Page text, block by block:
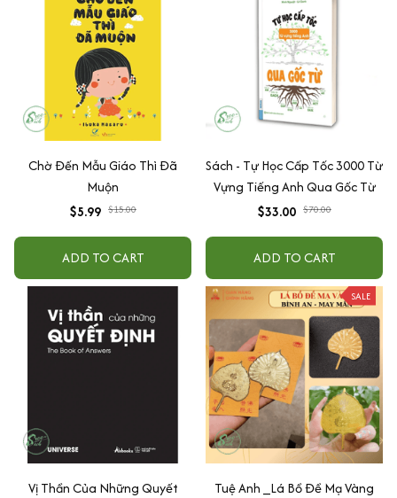
Chờ Đến Mẫu Giáo Thì Đã
Muộn
$5.99 $15.00
ADD TO CART
Sách - Tự Học Cấp Tốc 3000 Từ
Vựng Tiếng Anh Qua Gốc Từ
$33.00 $70.00
ADD TO CART
Vị Thần Của Những Quyết
SALE
Tuệ Anh _Lá Bồ Đề Mạ Vàng